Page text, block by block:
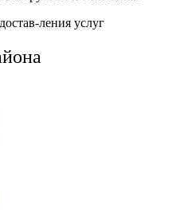
ления услуг